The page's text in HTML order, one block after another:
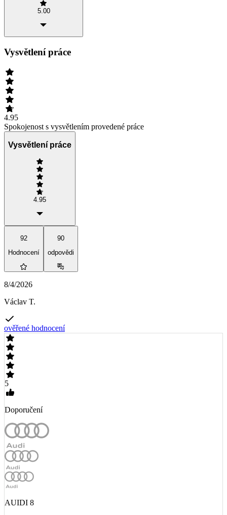
5.00
Vysvětlení práce
4.95
Spokojenost s vysvětlením provedené práce
Vysvětlení práce
4.95
92
Hodnocení
90
odpovědi
8/4/2026
Václav T.
ověřené hodnocení
5
Doporučení
AUIDI 8